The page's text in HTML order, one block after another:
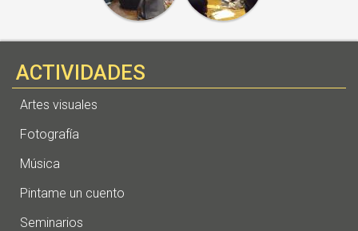
ACTIVIDADES
Artes visuales
Fotografía
Música
Pintame un cuento
Seminarios